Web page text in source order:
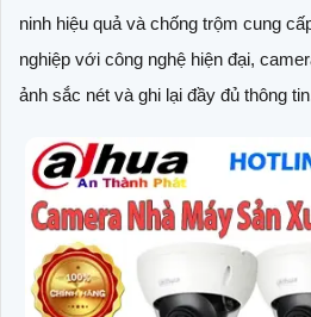
ninh hiệu quả và chống trộm cung
nghiệp với công nghệ hiện đại,
ảnh sắc nét và ghi lại đầy đủ thông